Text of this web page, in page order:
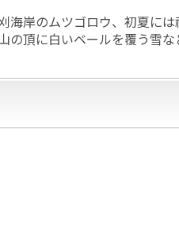
海岸のムツゴロウ、初夏には
の頂に白いベールを覆う雪